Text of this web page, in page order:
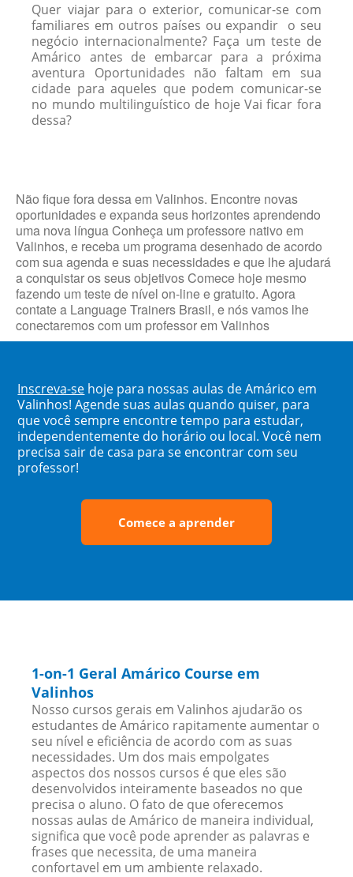
Quer viajar para o exterior, comunicar-se com
familiares em outros países ou expandir o seu
negócio internacionalmente? Faça um teste de
Amárico antes de embarcar para a próxima
aventura Oportunidades não faltam em sua
cidade para aqueles que podem comunicar-se
no mundo multilinguístico de hoje Vai ficar fora
dessa?
Não fique fora dessa em Valinhos. Encontre novas
oportunidades e expanda seus horizontes aprendendo
uma nova língua Conheça um professore nativo em
Valinhos, e receba um programa desenhado de acordo
com sua agenda e suas necessidades e que lhe ajudará
a conquistar os seus objetivos Comece hoje mesmo
fazendo um teste de nível on-line e gratuito. Agora
contate a Language Trainers Brasil, e nós vamos lhe
conectaremos com um professor em Valinhos
Inscreva-se hoje para nossas aulas de Amárico em
Valinhos! Agende suas aulas quando quiser, para
que você sempre encontre tempo para estudar,
independentemente do horário ou local. Você nem
precisa sair de casa para se encontrar com seu
professor!
Comece a aprender
1-on-1 Geral Amárico Course em
Valinhos
Nosso cursos gerais em Valinhos ajudarão os
estudantes de Amárico rapitamente aumentar o
seu nível e eficiência de acordo com as suas
necessidades. Um dos mais empolgates
aspectos dos nossos cursos é que eles são
desenvolvidos inteiramente baseados no que
precisa o aluno. O fato de que oferecemos
nossas aulas de Amárico de maneira individual,
significa que você pode aprender as palavras e
frases que necessita, de uma maneira
confortavel em um ambiente relaxado.